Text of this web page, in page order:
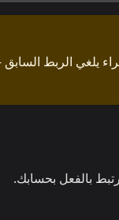
يلغي الربط
بالفعل بحسابك.